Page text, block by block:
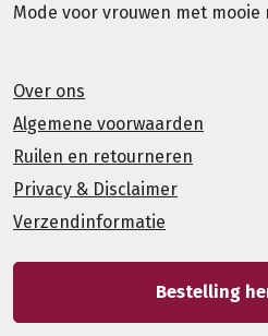
Mode voor vrouwen met
Over ons
Algemene voorwaarden
Ruilen en retourneren
Privacy & Disclaimer
Verzendinformatie
Bestelling